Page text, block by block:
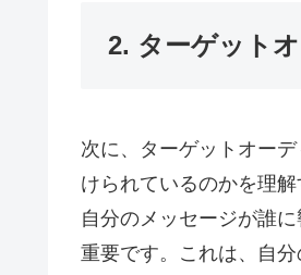
2. ターゲット
次に、ターゲットオー
けられているのかを理
自分のメッセージが誰
重要です。これは、自